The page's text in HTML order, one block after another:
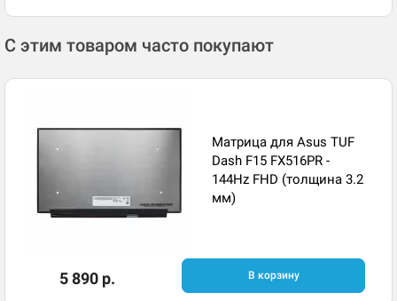
С этим товаром часто покупают
Матрица для Asus TUF
Dash F15 FX516PR -
144Hz FHD (толщина 3.2
мм)
5 890 р. В корзину